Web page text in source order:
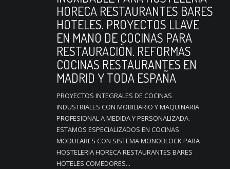
HORECA RESTAURANTES BARES
HOTELES. PROYECTOS LLAVE
EN MANO DE COCINAS PARA
RESTAURACIÓN. REFORMAS
COCINAS RESTAURANTES EN
MADRID Y TODA ESPAÑA
PROYECTOS INTEGRALES DE COCINAS
INDUSTRIALES CON MOBILIARIO Y MAQUINARIA
PROFESIONAL A MEDIDA Y PERSONALIZADA.
ESTAMOS ESPECIALIZADOS EN COCINAS
MODULARES CON SISTEMA MONOBLOCK PARA
HOSTELERIA HORECA RESTAURANTES BARES
HOTELES COMEDORES...